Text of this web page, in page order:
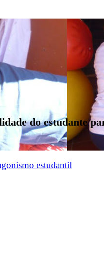
do estudante
estudantil